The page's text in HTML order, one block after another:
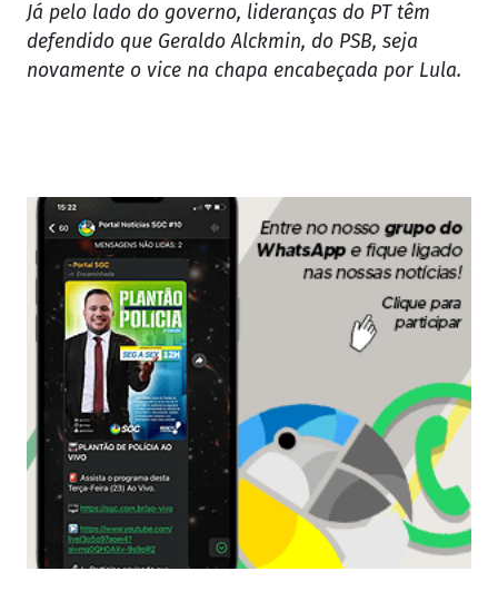
Já pelo lado do governo, lideranças do PT têm
defendido que Geraldo Alckmin, do PSB, seja
novamente o vice na chapa encabeçada por Lula.